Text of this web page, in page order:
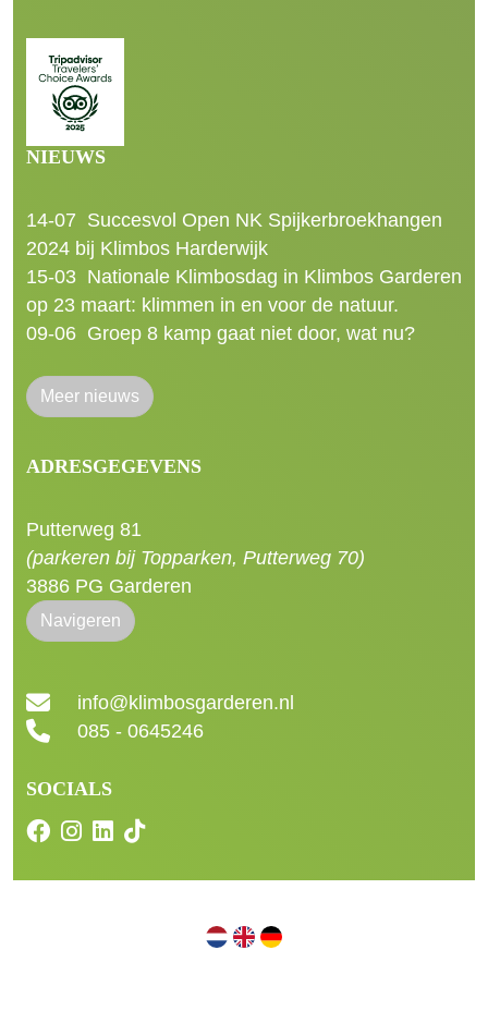
NIEUWS
14-07 Succesvol Open NK Spijkerbroekhangen
2024 bij Klimbos Harderwijk
15-03 Nationale Klimbosdag in Klimbos Garderen
op 23 maart: klimmen in en voor de natuur.
09-06 Groep 8 kamp gaat niet door, wat nu?
Meer nieuws
ADRESGEGEVENS
Putterweg 81
(parkeren bij Topparken, Putterweg 70)
3886 PG Garderen
Navigeren
info@klimbosgarderen.nl
085 - 0645246
SOCIALS